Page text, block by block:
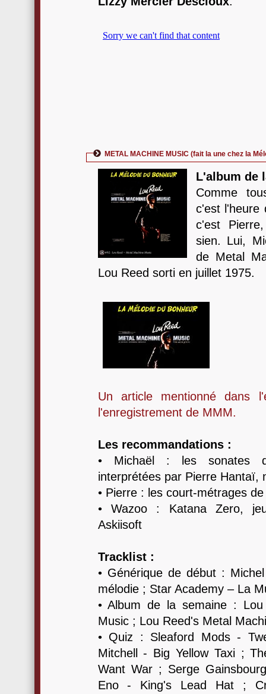
METAL MACHINE MUSIC (fait la une chez la
L'album de
Comme
c'est l'heure
c'est
sien. Lui,
de Metal
Lou Reed sorti en juillet 1975.
Un article mentionné dans
l'enregistrement de MMM.
Les recommandations :
• Michaël : les sonates
interprétées par Pierre Hantaï,
• Pierre : les court-métrages
• Wazoo : Katana Zero,
Askiisoft
Tracklist :
• Générique de début :
mélodie ; Star Academy – La
• Album de la semaine :
Music ; Lou Reed's Metal
• Quiz : Sleaford Mods -
Mitchell - Big Yellow Taxi ;
Want War ; Serge
Eno - King's Lead Hat ;